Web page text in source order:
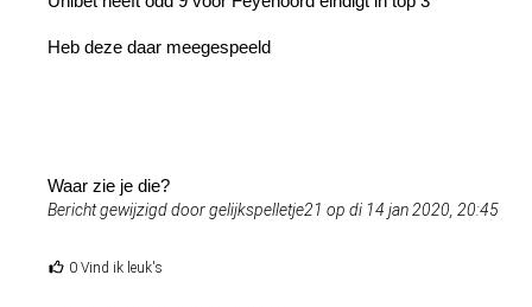
Heb deze daar meegespeeld
Waar zie je die?
Bericht gewijzigd door gelijkspelletje21 op di 14 jan 2020, 20:45
0 Vind ik leuk's